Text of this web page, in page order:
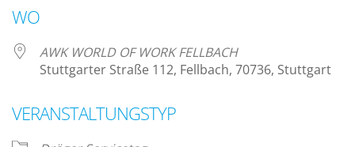
WO
AWK WORLD OF WORK FELLBACH
Stuttgarter Straße 112, Fellbach, 70736, Stuttgart
VERANSTALTUNGSTYP